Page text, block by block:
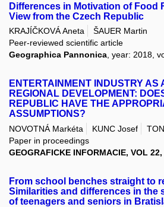
Differences in Motivation of Food
View from the Czech Republic
KRAJÍČKOVÁ Aneta
ŠAUER Martin
Peer-reviewed scientific article
Geographica Pannonica, year: 2018,
ENTERTAINMENT INDUSTRY AS
REGIONAL DEVELOPMENT:
REPUBLIC HAVE THE
ASSUMPTIONS?
NOVOTNÁ Markéta KUNC Josef
Paper in proceedings
GEOGRAFICKE INFORMACIE, VOL
From school benches straight to
Similarities and differences in the
of teenagers and seniors in